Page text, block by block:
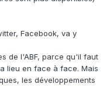
Facebook, va y
de l'ABF, parce qu'il faut
lieu en face à face. Mais
les développements